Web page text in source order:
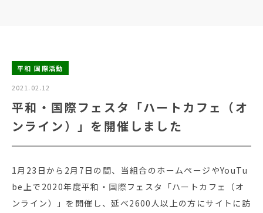
平和 国際活動
2021.02.12
平和・国際フェスタ「ハートカフェ（オ
ンライン）」を開催しました
1月23日から2月7日の間、当組合のホームページやYouTu
be上で2020年度平和・国際フェスタ「ハートカフェ（オ
ンライン）」を開催し、延べ2600人以上の方にサイトに訪